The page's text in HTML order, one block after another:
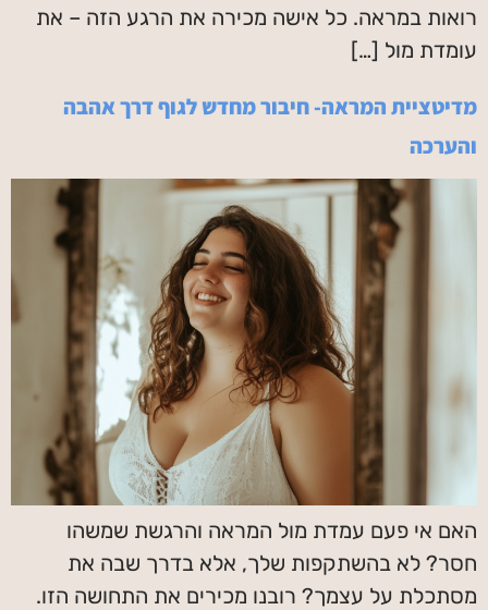
רואות במראה. כל אישה מכירה את הרגע הזה – את
עומדת מול […]
מדיטציית המראה- חיבור מחדש לגוף דרך אהבה
והערכה
האם אי פעם עמדת מול המראה והרגשת שמשהו
חסר? לא בהשתקפות שלך, אלא בדרך שבה את
מסתכלת על עצמך? רובנו מכירים את התחושה הזו.